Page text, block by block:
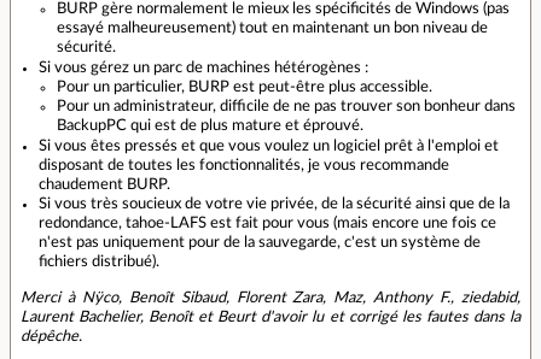
BURP gère normalement le mieux les spécificités de Windows (pas
essayé malheureusement) tout en maintenant un bon niveau de
sécurité.
Si vous gérez un parc de machines hétérogènes :
Pour un particulier, BURP est peut-être plus accessible.
Pour un administrateur, difficile de ne pas trouver son bonheur dans
BackupPC qui est de plus mature et éprouvé.
Si vous êtes pressés et que vous voulez un logiciel prêt à l'emploi et
disposant de toutes les fonctionnalités, je vous recommande
chaudement BURP.
Si vous très soucieux de votre vie privée, de la sécurité ainsi que de la
redondance, tahoe-LAFS est fait pour vous (mais encore une fois ce
n'est pas uniquement pour de la sauvegarde, c'est un système de
fichiers distribué).
Merci à Nÿco, Benoît Sibaud, Florent Zara, Maz, Anthony F., ziedabid,
Laurent Bachelier, Benoît et Beurt d'avoir lu et corrigé les fautes dans la
dépêche.